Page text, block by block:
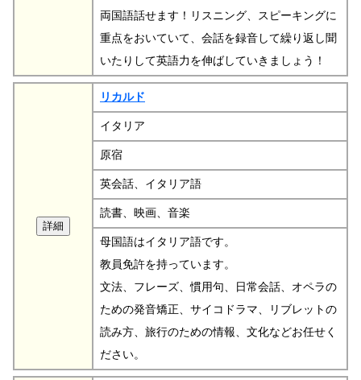
両国語話せます！リスニング、スピーキングに
重点をおいていて、会話を録音して繰り返し聞
いたりして英語力を伸ばしていきましょう！
リカルド
イタリア
原宿
英会話、イタリア語
読書、映画、音楽
母国語はイタリア語です。
教員免許を持っています。
文法、フレーズ、慣用句、日常会話、オペラの
ための発音矯正、サイコドラマ、リブレットの
読み方、旅行のための情報、文化などお任せく
ださい。